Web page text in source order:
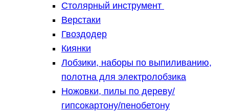
Столярный инструмент
Верстаки
Гвоздодер
Киянки
Лобзики, наборы по выпиливанию,
полотна для электролобзика
Ножовки, пилы по дереву/
гипсокартону/пенобетону